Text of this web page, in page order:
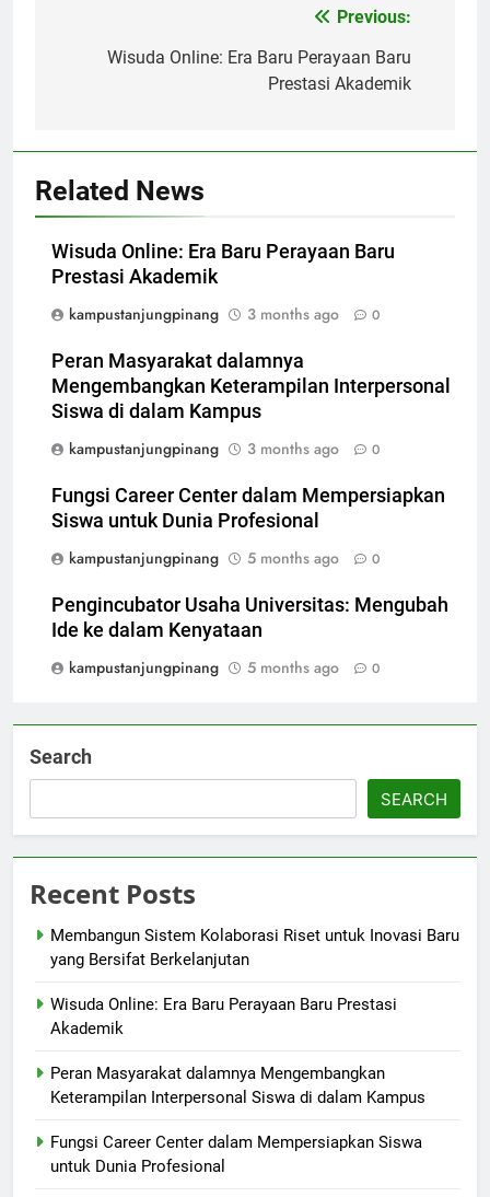
navigation
Previous:
Wisuda Online: Era Baru Perayaan Baru
Prestasi Akademik
Related News
Wisuda Online: Era Baru Perayaan Baru
Prestasi Akademik
kampustanjungpinang
3 months ago 0
Peran Masyarakat dalamnya
Mengembangkan Keterampilan Interpersonal
Siswa di dalam Kampus
kampustanjungpinang
3 months ago 0
Fungsi Career Center dalam Mempersiapkan
Siswa untuk Dunia Profesional
kampustanjungpinang
5 months ago 0
Pengincubator Usaha Universitas: Mengubah
Ide ke dalam Kenyataan
kampustanjungpinang
5 months ago 0
Search
SEARCH
Recent Posts
Membangun Sistem Kolaborasi Riset untuk Inovasi Baru
yang Bersifat Berkelanjutan
Wisuda Online: Era Baru Perayaan Baru Prestasi
Akademik
Peran Masyarakat dalamnya Mengembangkan
Keterampilan Interpersonal Siswa di dalam Kampus
Fungsi Career Center dalam Mempersiapkan Siswa
untuk Dunia Profesional